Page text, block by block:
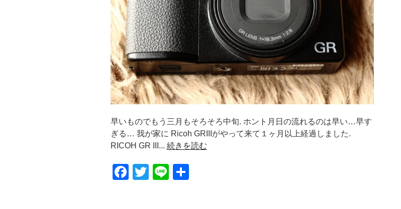
早いものでもう三月もそろそろ中旬. ホント月日の流れるのは早い…早す
ぎる… 我が家に Ricoh GRIIIがやって来て１ヶ月以上経過しました.
RICOH GR III... 続きを読む
F
T
Li